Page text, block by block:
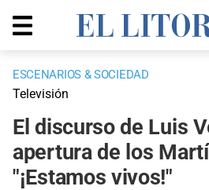
ESCENARIOS & SOCIEDAD
Televisión
El discurso de Luis
apertura de los
"¡Estamos vivos!"